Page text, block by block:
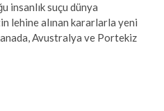
insanlık suçu dünya
lehine alınan kararlarla yeni
Avustralya ve Portekiz